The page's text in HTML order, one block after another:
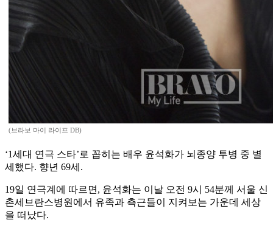
(브라보 마이 라이프 DB)
‘1세대 연극 스타’로 꼽히는 배우 윤석화가 뇌종양 투병 중 별
세했다. 향년 69세.
19일 연극계에 따르면, 윤석화는 이날 오전 9시 54분께 서울 신
촌세브란스병원에서 유족과 측근들이 지켜보는 가운데 세상
을 떠났다.